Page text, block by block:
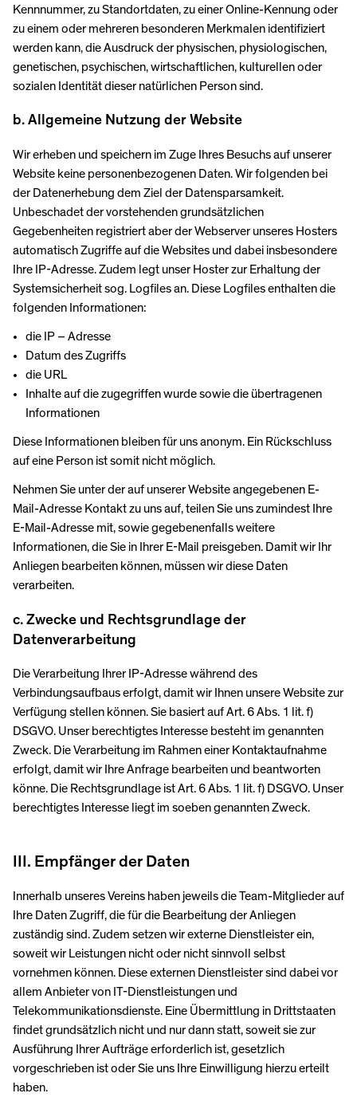
Kennnummer, zu Standortdaten, zu einer Online-Kennung oder
zu einem oder mehreren besonderen Merkmalen identifiziert
werden kann, die Ausdruck der physischen, physiologischen,
genetischen, psychischen, wirtschaftlichen, kulturellen oder
sozialen Identität dieser natürlichen Person sind.
b. Allgemeine Nutzung der Website
Wir erheben und speichern im Zuge Ihres Besuchs auf unserer
Website keine personenbezogenen Daten. Wir folgenden bei
der Datenerhebung dem Ziel der Datensparsamkeit.
Unbeschadet der vorstehenden grundsätzlichen
Gegebenheiten registriert aber der Webserver unseres Hosters
automatisch Zugriffe auf die Websites und dabei insbesondere
Ihre IP-Adresse. Zudem legt unser Hoster zur Erhaltung der
Systemsicherheit sog. Logfiles an. Diese Logfiles enthalten die
folgenden Informationen:
die IP – Adresse
Datum des Zugriffs
die URL
Inhalte auf die zugegriffen wurde sowie die übertragenen
Informationen
Diese Informationen bleiben für uns anonym. Ein Rückschluss
auf eine Person ist somit nicht möglich.
Nehmen Sie unter der auf unserer Website angegebenen E-
Mail-Adresse Kontakt zu uns auf, teilen Sie uns zumindest Ihre
E-Mail-Adresse mit, sowie gegebenenfalls weitere
Informationen, die Sie in Ihrer E-Mail preisgeben. Damit wir Ihr
Anliegen bearbeiten können, müssen wir diese Daten
verarbeiten.
c. Zwecke und Rechtsgrundlage der
Datenverarbeitung
Die Verarbeitung Ihrer IP-Adresse während des
Verbindungsaufbaus erfolgt, damit wir Ihnen unsere Website zur
Verfügung stellen können. Sie basiert auf Art. 6 Abs. 1 lit. f)
DSGVO. Unser berechtigtes Interesse besteht im genannten
Zweck. Die Verarbeitung im Rahmen einer Kontaktaufnahme
erfolgt, damit wir Ihre Anfrage bearbeiten und beantworten
könne. Die Rechtsgrundlage ist Art. 6 Abs. 1 lit. f) DSGVO. Unser
berechtigtes Interesse liegt im soeben genannten Zweck.
III. Empfänger der Daten
Innerhalb unseres Vereins haben jeweils die Team-Mitglieder auf
Ihre Daten Zugriff, die für die Bearbeitung der Anliegen
zuständig sind. Zudem setzen wir externe Dienstleister ein,
soweit wir Leistungen nicht oder nicht sinnvoll selbst
vornehmen können. Diese externen Dienstleister sind dabei vor
allem Anbieter von IT-Dienstleistungen und
Telekommunikationsdienste. Eine Übermittlung in Drittstaaten
findet grundsätzlich nicht und nur dann statt, soweit sie zur
Ausführung Ihrer Aufträge erforderlich ist, gesetzlich
vorgeschrieben ist oder Sie uns Ihre Einwilligung hierzu erteilt
haben.